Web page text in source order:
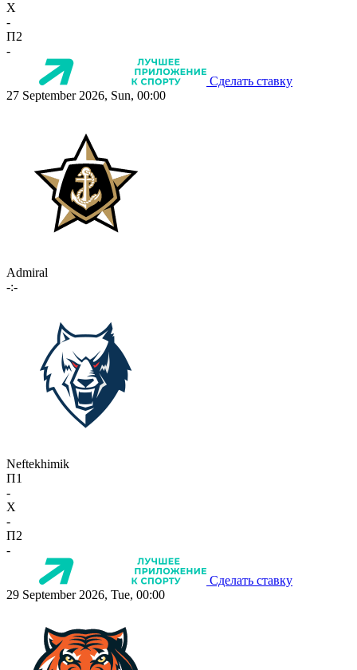
X
-
П2
-
Сделать ставку
27 September 2026, Sun, 00:00
Admiral
-:-
Neftekhimik
П1
-
X
-
П2
-
Сделать ставку
29 September 2026, Tue, 00:00